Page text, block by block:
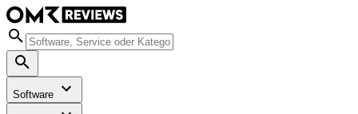
Software